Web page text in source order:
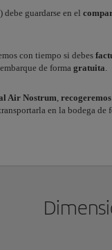
) debe guardarse en el
con tiempo si debes
de forma gratuita.
Air Nostrum,
en la bodega de